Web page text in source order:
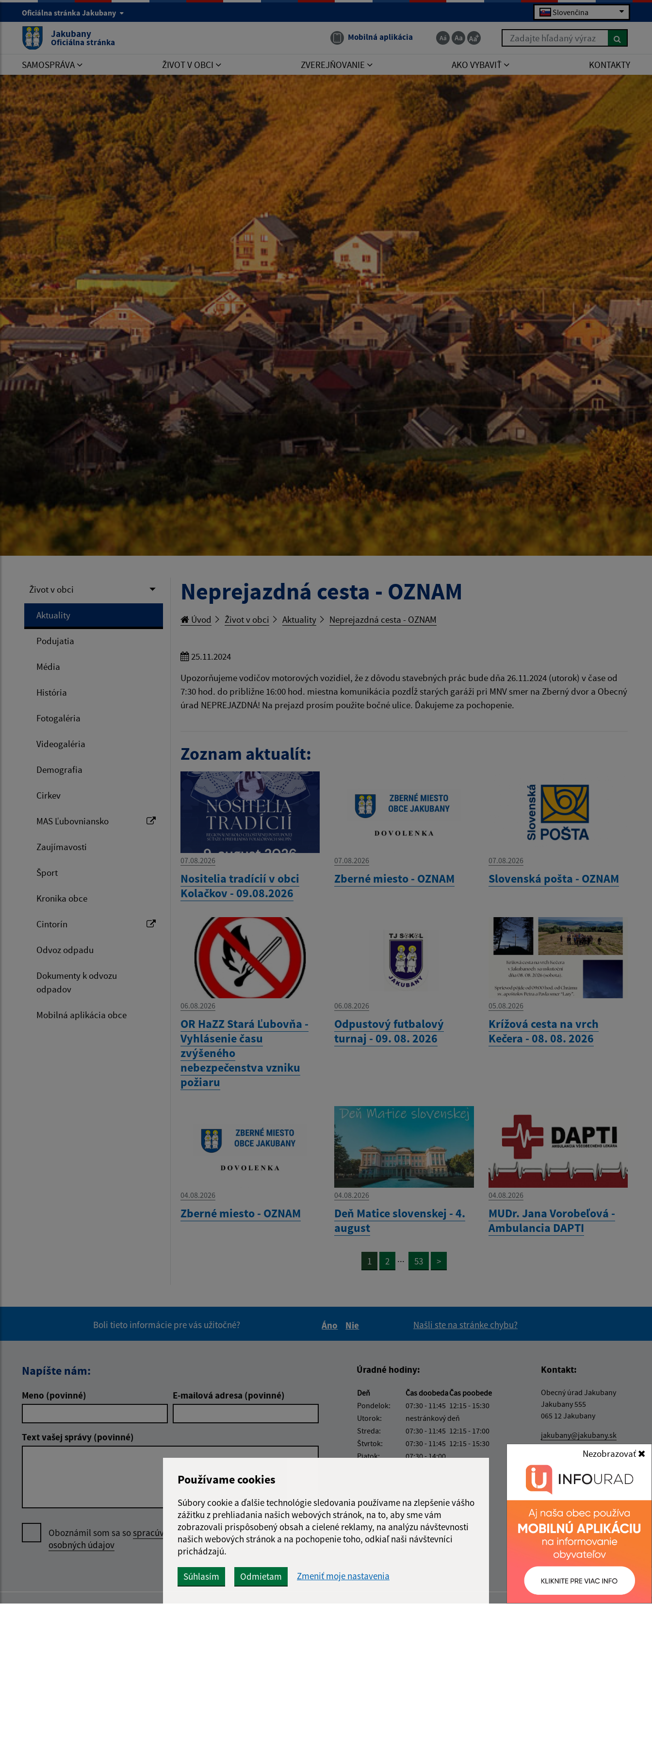
Používame cookies
Súbory cookie a ďalšie technológie sledovania používame na zlepšenie vášho
zážitku z prehliadania našich webových stránok, na to, aby sme vám
zobrazovali prispôsobený obsah a cielené reklamy, na analýzu návštevnosti
našich webových stránok a na pochopenie toho, odkiaľ naši návštevníci
prichádzajú.
Súhlasím Odmietam Zmeniť moje nastavenia
Nezobrazovať
Oficiálna stránka Jakubany Slovenčina
Jakubany
Oficiálna stránka Mobilná aplikácia Zadajte hľadaný výraz
SAMOSPRÁVA ŽIVOT V OBCI ZVEREJŇOVANIE AKO VYBAVIŤ KONTAKTY
Život v obci
Aktuality
Podujatia
Média
História
Fotogaléria
Videogaléria
Demografia
Cirkev
MAS Ľubovniansko
Zaujímavosti
Šport
Kronika obce
Cintorín
Odvoz odpadu
Dokumenty k odvozu
odpadov
Mobilná aplikácia obce
Neprejazdná cesta - OZNAM
Úvod Život v obci Aktuality Neprejazdná cesta - OZNAM
25.11.2024
Upozorňujeme vodičov motorových vozidiel, že z dôvodu stavebných prác bude dňa 26.11.2024 (utorok) v čase od
7:30 hod. do približne 16:00 hod. miestna komunikácia pozdĺž starých garáži pri MNV smer na Zberný dvor a Obecný
úrad NEPREJAZDNÁ! Na prejazd prosím použite bočné ulice. Ďakujeme za pochopenie.
Zoznam aktualít:
07.08.2026
Nositelia tradícií v obci
Kolačkov - 09.08.2026
07.08.2026
Zberné miesto - OZNAM
07.08.2026
Slovenská pošta - OZNAM
06.08.2026
OR HaZZ Stará Ľubovňa -
Vyhlásenie času
zvýšeného
nebezpečenstva vzniku
požiaru
06.08.2026
Odpustový futbalový
turnaj - 09. 08. 2026
05.08.2026
Krížová cesta na vrch
Kečera - 08. 08. 2026
04.08.2026
Zberné miesto - OZNAM
04.08.2026
Deň Matice slovenskej - 4.
august
04.08.2026
MUDr. Jana Vorobeľová -
Ambulancia DAPTI
1 2 ... 53 >
Boli tieto informácie pre vás užitočné?
Áno
Nie
Našli ste na stránke chybu?
Napíšte nám:
Meno (povinné) E-mailová adresa (povinné)
Text vašej správy (povinné)
Oboznámil som sa sospracúvaním
osobných údajov
Google reCaptcha Response
Odoslať správu
Úradné hodiny:
Deň Čas doobedaČas poobede
Pondelok:
07:30 - 11:45 12:15 - 15:30
Utorok:
nestránkový deň
Streda:
07:30 - 11:45 12:15 - 17:00
Štvrtok:
07:30 - 11:45 12:15 - 15:30
Piatok:
07:30 - 14:00
Kontakt:
Obecný úrad Jakubany
Jakubany 555
065 12 Jakubany
jakubany@jakubany.sk
+421 524 283 651
IČO: 00329924